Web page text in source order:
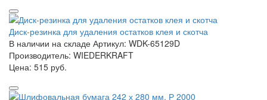
Диск-резинка для удаления остатков клея и скотча
В наличии на складе Артикул: WDK-65129D
Производитель: WIEDERKRAFT
Цена: 515 руб.